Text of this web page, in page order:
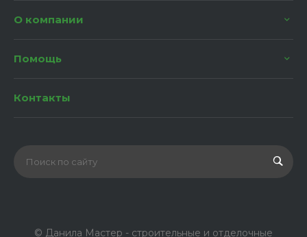
О компании
Помощь
Контакты
© Данила Мастер - строительные и отделочные